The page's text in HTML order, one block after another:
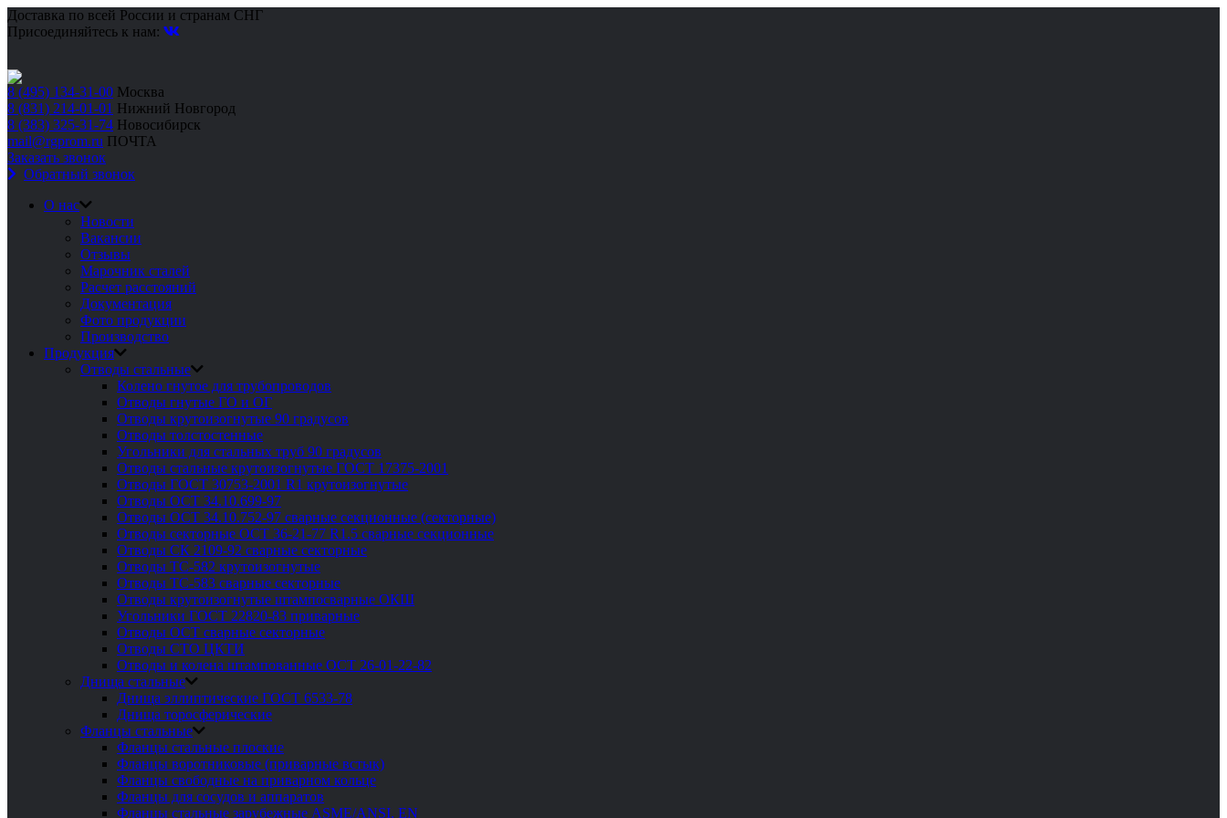
Доставка по всей России и странам СНГ
Присоединяйтесь к нам:
8 (495) 134-31-00 Москва
8 (831) 214-01-01 Нижний Новгород
8 (383) 325-31-74 Новосибирск
mail@rgprom.ru ПОЧТА
Заказать звонок
Обратный звонок
О нас
Новости
Вакансии
Отзывы
Марочник сталей
Расчет расстояний
Документация
Фото продукции
Производство
Продукция
Отводы стальные
Колено гнутое для трубопроводов
Отводы гнутые ГО и ОГ
Отводы крутоизогнутые 90 градусов
Отводы толстостенные
Угольники для стальных труб 90 градусов
Отводы стальные крутоизогнутые ГОСТ 17375-2001
Отводы ГОСТ 30753-2001 R1 крутоизогнутые
Отводы ОСТ 34.10.699-97
Отводы ОСТ 34.10.752-97 сварные секционные (секторные)
Отводы секторные ОСТ 36-21-77 R1.5 сварные секционные
Отводы СК 2109-92 сварные секторные
Отводы ТС-582 крутоизогнутые
Отводы ТС-583 сварные секторные
Отводы крутоизогнутые штампосварные ОКШ
Угольники ГОСТ 22820-83 приварные
Отводы ОСТ сварные секторные
Отводы СТО ЦКТИ
Отводы и колена штампованные ОСТ 26-01-22-82
Днища стальные
Днища эллиптические ГОСТ 6533-78
Днища торосферические
Фланцы стальные
Фланцы стальные плоские
Фланцы воротниковые (приварные встык)
Фланцы свободные на приварном кольце
Фланцы для сосудов и аппаратов
Фланцы стальные зарубежные ASME/ANSI, EN